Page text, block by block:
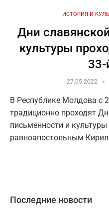
ИСТОРИЯ И
Дни
культуры
33-
27.05.2022
В Республике Молдова с
традиционно проходят
письменности и
равноапостольным
Последние новости